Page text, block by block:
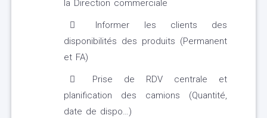
la Direction commerciale
Informer les clients des
disponibilités des produits (Permanent
et FA)
Prise de RDV centrale et
planification des camions (Quantité,
date de dispo…)